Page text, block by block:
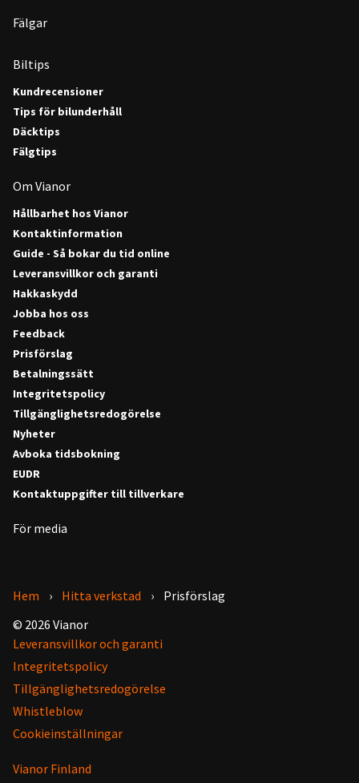
Fälgar
Biltips
Kundrecensioner
Tips för bilunderhåll
Däcktips
Fälgtips
Om Vianor
Hållbarhet hos Vianor
Kontaktinformation
Guide - Så bokar du tid online
Leveransvillkor och garanti
Hakkaskydd
Jobba hos oss
Feedback
Prisförslag
Betalningssätt
Integritetspolicy
Tillgänglighetsredogörelse
Nyheter
Avboka tidsbokning
EUDR
Kontaktuppgifter till tillverkare
För media
Hem Hitta verkstad
Prisförslag
© 2026 Vianor
Leveransvillkor och garanti
Integritetspolicy
Tillgänglighetsredogörelse
Whistleblow
Cookieinställningar
Vianor Finland